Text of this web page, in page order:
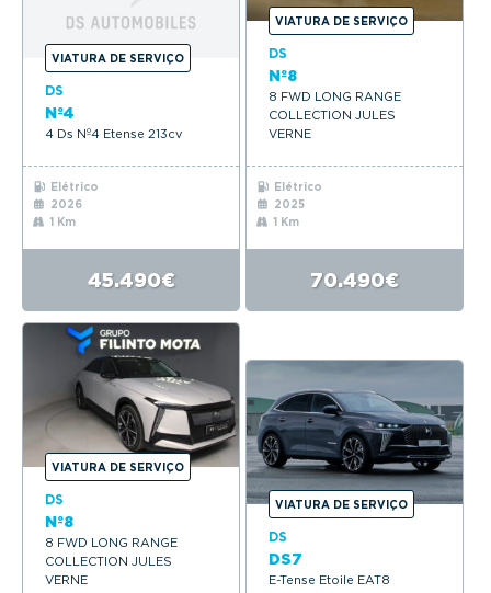
VIATURA DE SERVIÇO
DS
Nº4
4 Ds Nº4 Etense 213cv
Elétrico
2026
1 Km
45.490€
VIATURA DE SERVIÇO
DS
Nº8
8 FWD LONG RANGE
COLLECTION JULES
VERNE
Elétrico
2025
1 Km
70.490€
VIATURA DE SERVIÇO
DS
Nº8
8 FWD LONG RANGE
COLLECTION JULES
VERNE
VIATURA DE SERVIÇO
DS
DS7
E-Tense Etoile EAT8